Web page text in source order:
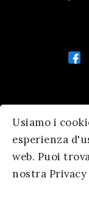
Usiamo i
esperienza
web. Puoi
nostra Privacy